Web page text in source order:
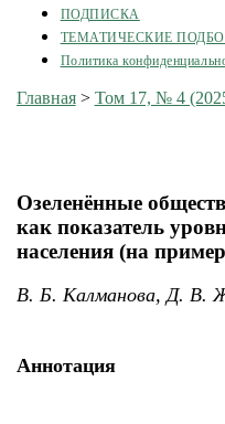
ПОДПИСКА
ТЕМАТИЧЕСКИЕ
Политика
Главная> Том 17, № 4
Озеленённые
как показатель
населения (на
В. Б. Калманова, Д. В.
Аннотация